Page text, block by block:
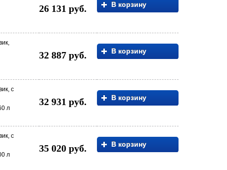
26 131 руб. В корзину
32 887 руб. В корзину
с
л
32 931 руб. В корзину
с
л
35 020 руб. В корзину